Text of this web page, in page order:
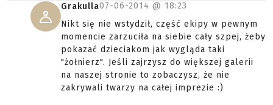
Grakulla07-06-2014 @ 18:23
Nikt się nie wstydził, część ekipy w pewnym
momencie zarzuciła na siebie cały szpej, żeby
pokazać dzieciakom jak wygląda taki
"żołnierz". Jeśli zajrzysz do większej galerii
na naszej stronie to zobaczysz, że nie
zakrywali twarzy na całej imprezie :)